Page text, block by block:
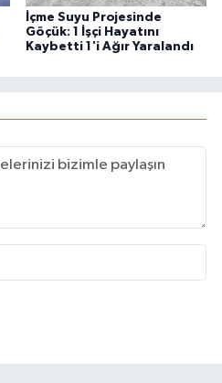
İçme Suyu Projesinde
Göçük: 1 İşçi Hayatını
Kaybetti 1'i Ağır Yaralandı